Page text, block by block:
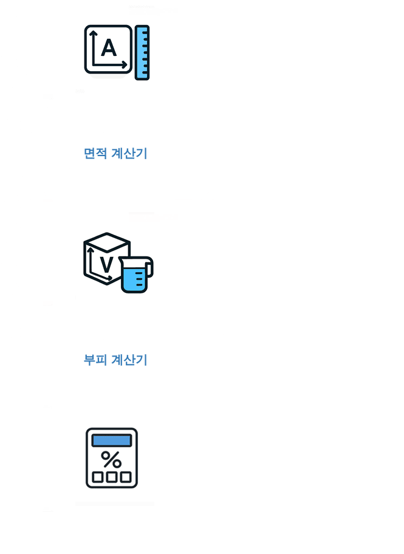
면적 계산기
부피 계산기